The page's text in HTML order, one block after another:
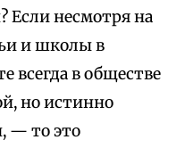
Если несмотря на
и школы в
всегда в обществе
но истинно
— то это